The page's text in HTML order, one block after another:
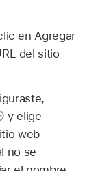
en Agregar
del sitio
y elige
web
no se